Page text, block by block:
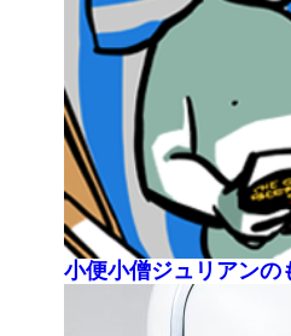
小便小僧ジュリアンの